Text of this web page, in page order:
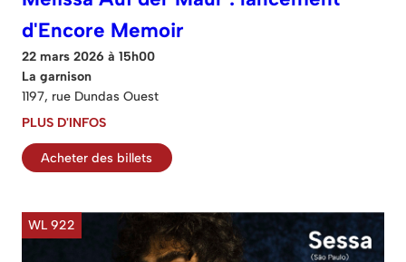
d'Encore Memoir
22 mars 2026 à 15h00
La garnison
1197, rue Dundas Ouest
PLUS D'INFOS
Acheter des billets
WL 922